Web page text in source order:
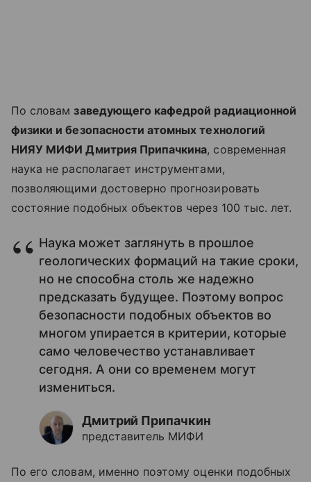
По словамзаведующего кафедрой радиационной
физики и безопасности атомных технологий
НИЯУ МИФИ Дмитрия Припачкина, современная
наука не располагает инструментами,
позволяющими достоверно прогнозировать
состояние подобных объектов через 100 тыс. лет.
Наука может заглянуть в прошлое
геологических формаций на такие сроки,
но не способна столь же надежно
предсказать будущее. Поэтому вопрос
безопасности подобных объектов во
многом упирается в критерии, которые
само человечество устанавливает
сегодня. А они со временем могут
измениться.
Дмитрий Припачкин
представитель МИФИ
По его словам, именно поэтому оценки подобных